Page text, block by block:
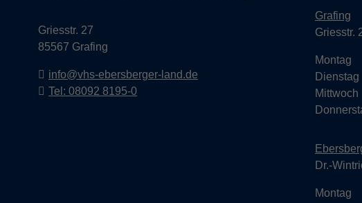
Griesstr. 27
85567 Grafing
info@vhs-ebersberger-land.de
Tel: 08092 8195-0
Grafing
Griesstr.
Montag
Dienstag
Mittwoch
Dr.-
Montag